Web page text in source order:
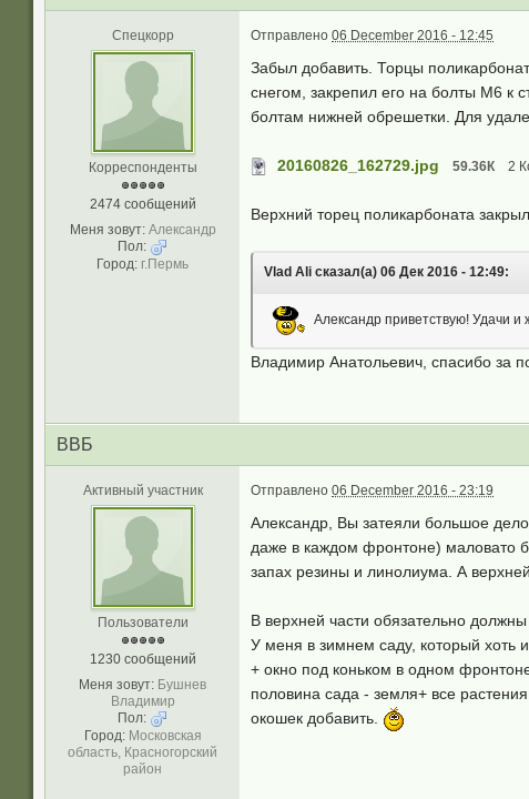
Спецкорр
Корреспонденты
2474 сообщений
Меня зовут: Александр
Пол:
Город: г.Пермь
Отправлено 06 December 2016 - 12:45
Забыл добавить. Торцы
снегом, закрепил его на болты М6
болтам нижней обрешетки. Для
20160826_162729.jpg 59.36К 2
Верхний торец поликарбоната
Vlad Ali сказал(а) 06 Дек 2016 - 12:49:
Александр приветствую! Удачи и
Владимир Анатольевич, спасибо за
ВВБ
Активный участник
Пользователи
1230 сообщений
Меня зовут: Бушнев
Владимир
Пол:
Город: Московская
область, Красногорский
район
Отправлено 06 December 2016 - 23:19
Александр, Вы затеяли большое
даже в каждом фронтоне) маловато
запах резины и линолиума. А
В верхней части обязательно должны
У меня в зимнем саду, который хоть
+ окно под коньком в одном
половина сада - земля+ все
окошек добавить.